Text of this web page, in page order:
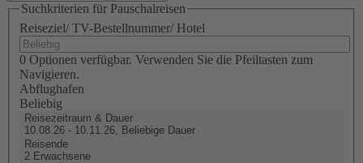
Suchkriterien für Pauschalreisen
Reiseziel/ TV-Bestellnummer/ Hotel
0 Optionen verfügbar. Verwenden Sie die Pfeiltasten zum
Navigieren.
Abflughafen
Beliebig
Reisezeitraum & Dauer
10.08.26 - 10.11.26, Beliebige Dauer
Reisende
2 Erwachsene